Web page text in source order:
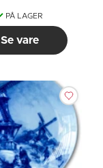
PÅ LAGER
Se vare